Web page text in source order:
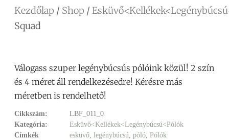
Kezdőlap / Shop /
Squad
Válogass szuper legénybúcsús pólóink közül! 2 szín
és 4 méret áll rendelkezésedre! Kérésre más
méretben is rendelhető!
Cikkszám:
LBF_011_0
Kategória:
Esküvő<Kellékek<Legénybúcsú<Pólók
Címkék
esküvő, legénybúcsú, póló, Pólók